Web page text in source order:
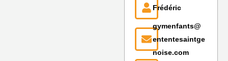
Frédéric
gymenfants@
ententesaintge
noise.com